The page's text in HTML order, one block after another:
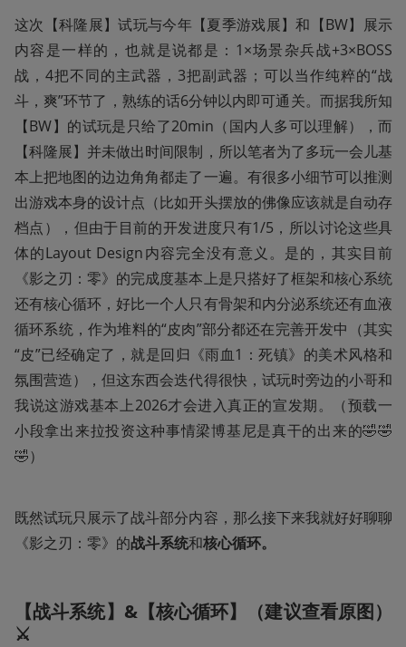
这次【科隆展】试玩与今年【夏季游戏展】和【BW】展示
内容是一样的，也就是说都是：1×场景杂兵战+3×BOSS
战，4把不同的主武器，3把副武器；可以当作纯粹的“战
斗，爽”环节了，熟练的话6分钟以内即可通关。而据我所知
【BW】的试玩是只给了20min（国内人多可以理解），而
【科隆展】并未做出时间限制，所以笔者为了多玩一会儿基
本上把地图的边边角角都走了一遍。有很多小细节可以推测
出游戏本身的设计点（比如开头摆放的佛像应该就是自动存
档点），但由于目前的开发进度只有1/5，所以讨论这些具
体的Layout Design内容完全没有意义。是的，其实目前
《影之刃：零》的完成度基本上是只搭好了框架和核心系统
还有核心循环，好比一个人只有骨架和内分泌系统还有血液
循环系统，作为堆料的“皮肉”部分都还在完善开发中（其实
“皮”已经确定了，就是回归《雨血1：死镇》的美术风格和
氛围营造），但这东西会迭代得很快，试玩时旁边的小哥和
我说这游戏基本上2026才会进入真正的宣发期。（预载一
小段拿出来拉投资这种事情梁博基尼是真干的出来的🤣🤣
🤣）
既然试玩只展示了战斗部分内容，那么接下来我就好好聊聊
《影之刃：零》的战斗系统和核心循环。
【战斗系统】&【核心循环】（建议查看原图）
⚔️